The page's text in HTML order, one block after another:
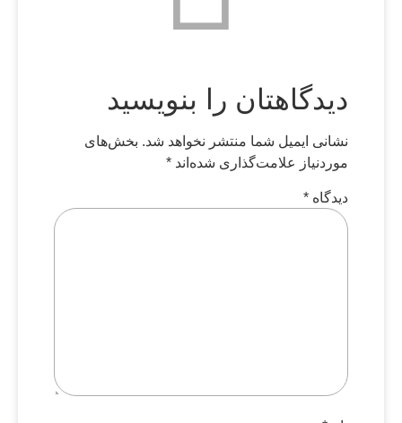
دیدگاهتان را بنویسید
نشانی ایمیل شما منتشر نخواهد شد. بخش‌های
موردنیاز علامت‌گذاری شده‌اند *
دیدگاه *